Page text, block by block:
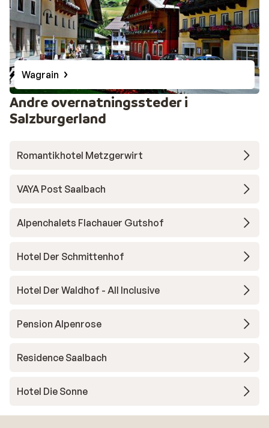
Wagrain
Andre overnatningssteder i
Salzburgerland
Romantikhotel Metzgerwirt
VAYA Post Saalbach
Alpenchalets Flachauer Gutshof
Hotel Der Schmittenhof
Hotel Der Waldhof - All Inclusive
Pension Alpenrose
Residence Saalbach
Hotel Die Sonne